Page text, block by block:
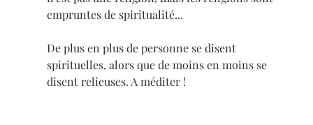
empruntes de spiritualité...
De plus en plus de personne se disent
spirituelles, alors que de moins en moins se
disent relieuses. A méditer !